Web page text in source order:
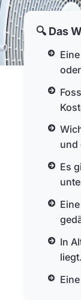
🔍 Das
und
Es
In
liegt.